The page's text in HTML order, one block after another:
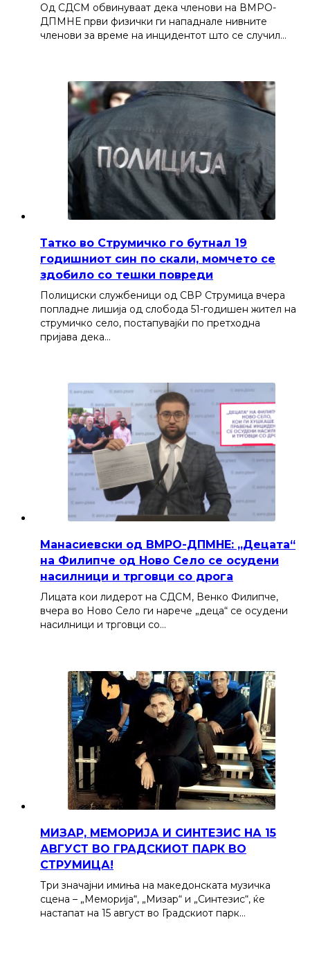
Од СДСМ обвинуваат дека членови на ВМРО-
ДПМНЕ први физички ги нападнале нивните
членови за време на инцидентот што се случил…
Татко во Струмичко го бутнал 19
годишниот син по скали, момчето се
здобило со тешки повреди
Полициски службеници од СВР Струмица вчера
попладне лишија од слобода 51-годишен жител на
струмичко село, постапувајќи по претходна
пријава дека…
Манасиевски од ВМРО-ДПМНЕ: „Децата“
на Филипче од Ново Село се осудени
насилници и трговци со дрога
Лицата кои лидерот на СДСМ, Венко Филипче,
вчера во Ново Село ги нарече „деца“ се осудени
насилници и трговци со…
МИЗАР, МЕМОРИЈА И СИНТЕЗИС НА 15
АВГУСТ ВО ГРАДСКИОТ ПАРК ВО
СТРУМИЦА!
Три значајни имиња на македонската музичка
сцена – „Меморија“, „Мизар“ и „Синтезис“, ќе
настапат на 15 август во Градскиот парк…